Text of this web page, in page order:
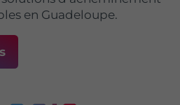
en Guadeloupe.